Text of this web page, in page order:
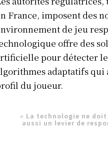
France, imposent des
de jeu
offre des
pour détecter
adaptatifs qui
du joueur.
« La technologie ne
aussi un levier de